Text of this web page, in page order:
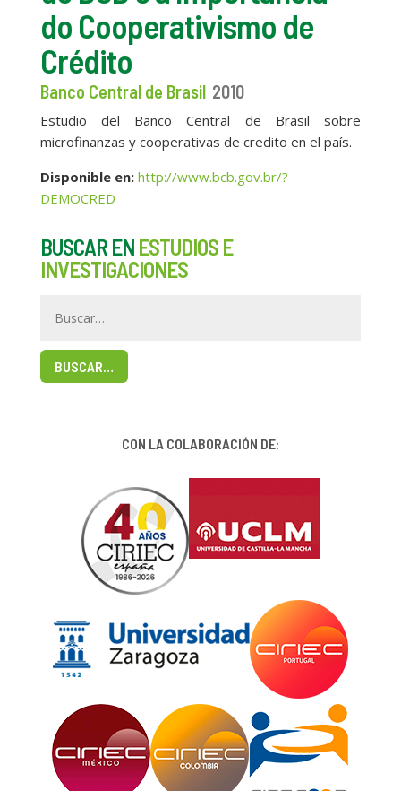
do Cooperativismo de
Crédito
Banco Central de Brasil 2010
Estudio del Banco Central de Brasil sobre
microfinanzas y cooperativas de credito en el país.
Disponible en: http://www.bcb.gov.br/?
DEMOCRED
BUSCAR EN ESTUDIOS E
INVESTIGACIONES
BUSCAR…
CON LA COLABORACIÓN DE: